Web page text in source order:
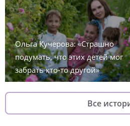
Ольга Кучерова: «Страшно
подумать, что этих детей мог
забрать кто-то другой»
Все